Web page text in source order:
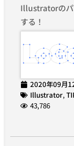
Illustratorのパ
する！
2020年09月
Illustrator,
43,786